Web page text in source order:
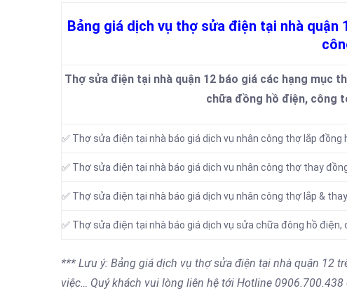
Bảng giá dịch vụ thợ sửa điện tại nhà
Thợ sửa điện tại nhà quận 12 báo giá các hạng mục
chữa đồng hồ điện, công
✅ Thợ sửa điện tại nhà báo giá dịch vụ nhân công thợ lắp đồng
✅ Thợ sửa điện tại nhà báo giá dịch vụ nhân công thợ thay
✅ Thợ sửa điện tại nhà báo giá dịch vụ nhân công thợ lắp &
✅ Thợ sửa điện tại nhà báo giá dịch vụ sửa chữa đông hồ điện,
*** Lưu ý: Bảng giá dịch vụ thợ sửa điện tại nhà quận 12
việc… Quý khách vui lòng liên hệ tới Hotline